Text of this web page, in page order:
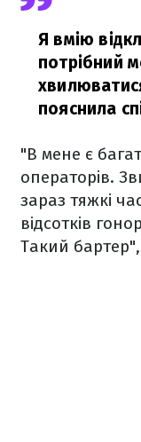
Я вмію
потрібний
пояснила
"В мене є
операторів.
зараз тяжкі
відсотків
Такий